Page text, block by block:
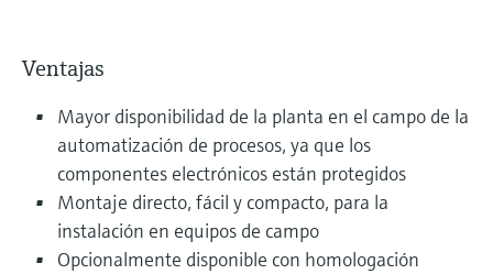
Ventajas
Mayor disponibilidad de la planta en el campo de la
automatización de procesos, ya que los
componentes electrónicos están protegidos
Montaje directo, fácil y compacto, para la
instalación en equipos de campo
Opcionalmente disponible con homologación